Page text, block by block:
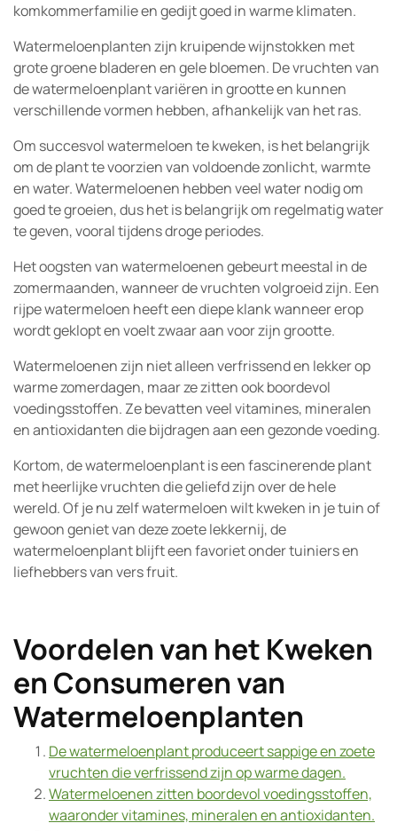
komkommerfamilie en gedijt goed in warme klimaten.
Watermeloenplanten zijn kruipende wijnstokken met
grote groene bladeren en gele bloemen. De vruchten van
de watermeloenplant variëren in grootte en kunnen
verschillende vormen hebben, afhankelijk van het ras.
Om succesvol watermeloen te kweken, is het belangrijk
om de plant te voorzien van voldoende zonlicht, warmte
en water. Watermeloenen hebben veel water nodig om
goed te groeien, dus het is belangrijk om regelmatig water
te geven, vooral tijdens droge periodes.
Het oogsten van watermeloenen gebeurt meestal in de
zomermaanden, wanneer de vruchten volgroeid zijn. Een
rijpe watermeloen heeft een diepe klank wanneer erop
wordt geklopt en voelt zwaar aan voor zijn grootte.
Watermeloenen zijn niet alleen verfrissend en lekker op
warme zomerdagen, maar ze zitten ook boordevol
voedingsstoffen. Ze bevatten veel vitamines, mineralen
en antioxidanten die bijdragen aan een gezonde voeding.
Kortom, de watermeloenplant is een fascinerende plant
met heerlijke vruchten die geliefd zijn over de hele
wereld. Of je nu zelf watermeloen wilt kweken in je tuin of
gewoon geniet van deze zoete lekkernij, de
watermeloenplant blijft een favoriet onder tuiniers en
liefhebbers van vers fruit.
Voordelen van het Kweken
en Consumeren van
Watermeloenplanten
De watermeloenplant produceert sappige en zoete
vruchten die verfrissend zijn op warme dagen.
Watermeloenen zitten boordevol voedingsstoffen,
waaronder vitamines, mineralen en antioxidanten.